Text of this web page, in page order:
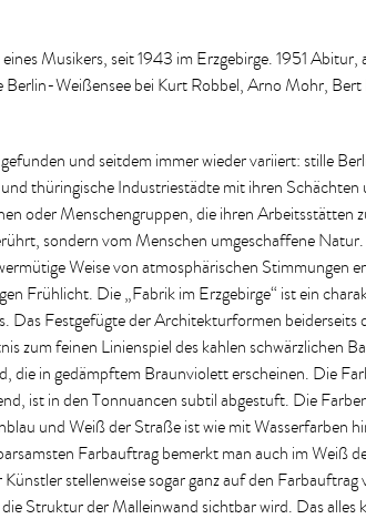
Musikers, seit 1943 im Erzgebirge. 1951 Abitur,
Berlin-Weißensee bei Kurt Robbel, Arno Mohr,
und seitdem immer wieder variiert: stille
thüringische Industriestädte mit ihren Schächten
oder Menschengruppen, die ihren Arbeitsstätten
sondern vom Menschen umgeschaffene Natur.
Weise von atmosphärischen Stimmungen
Frühlicht. Die „Fabrik im Erzgebirge“ ist ein
Das Festgefügte der Architekturformen beiderseits
zum feinen Linienspiel des kahlen schwärzlichen
die in gedämpftem Braunviolett erscheinen. Die
ist in den Tonnuancen subtil abgestuft. Die
und Weiß der Straße ist wie mit Wasserfarben
Farbauftrag bemerkt man auch im Weiß
stellenweise sogar ganz auf den Farbauftrag
Struktur der Malleinwand sichtbar wird. Das alles